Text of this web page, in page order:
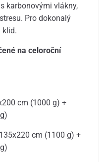
karbonovými vlákny,
Pro dokonalý
klid.
na celoroční
cm (1000 g) +
cm (1100 g) +